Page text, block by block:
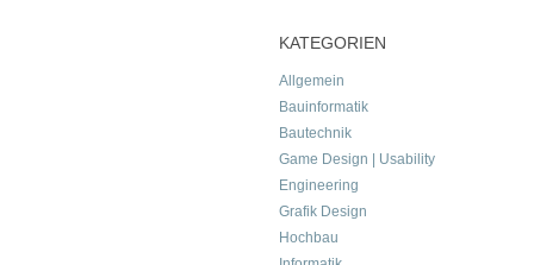
KATEGORIEN
Allgemein
Bauinformatik
Bautechnik
Game Design | Usability
Engineering
Grafik Design
Hochbau